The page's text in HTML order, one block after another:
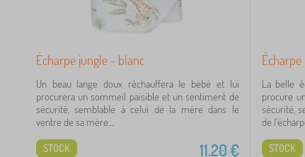
Écharpe jungle - blanc
Un beau lange doux réchauffera le bébé et lui
procurera un sommeil paisible et un sentiment de
sécurité, semblable à celui de la mère dans le
ventre de sa mère....
11,20€
STOCK
La belle
procure
sécurité,
de
STOCK